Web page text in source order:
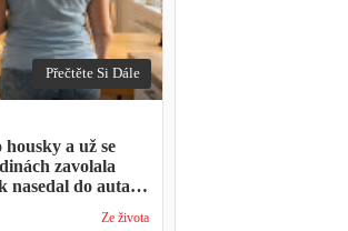
Přečtěte Si Dále
a už se
zavolala
nasedal do auta s
na služební cestu
Ze života